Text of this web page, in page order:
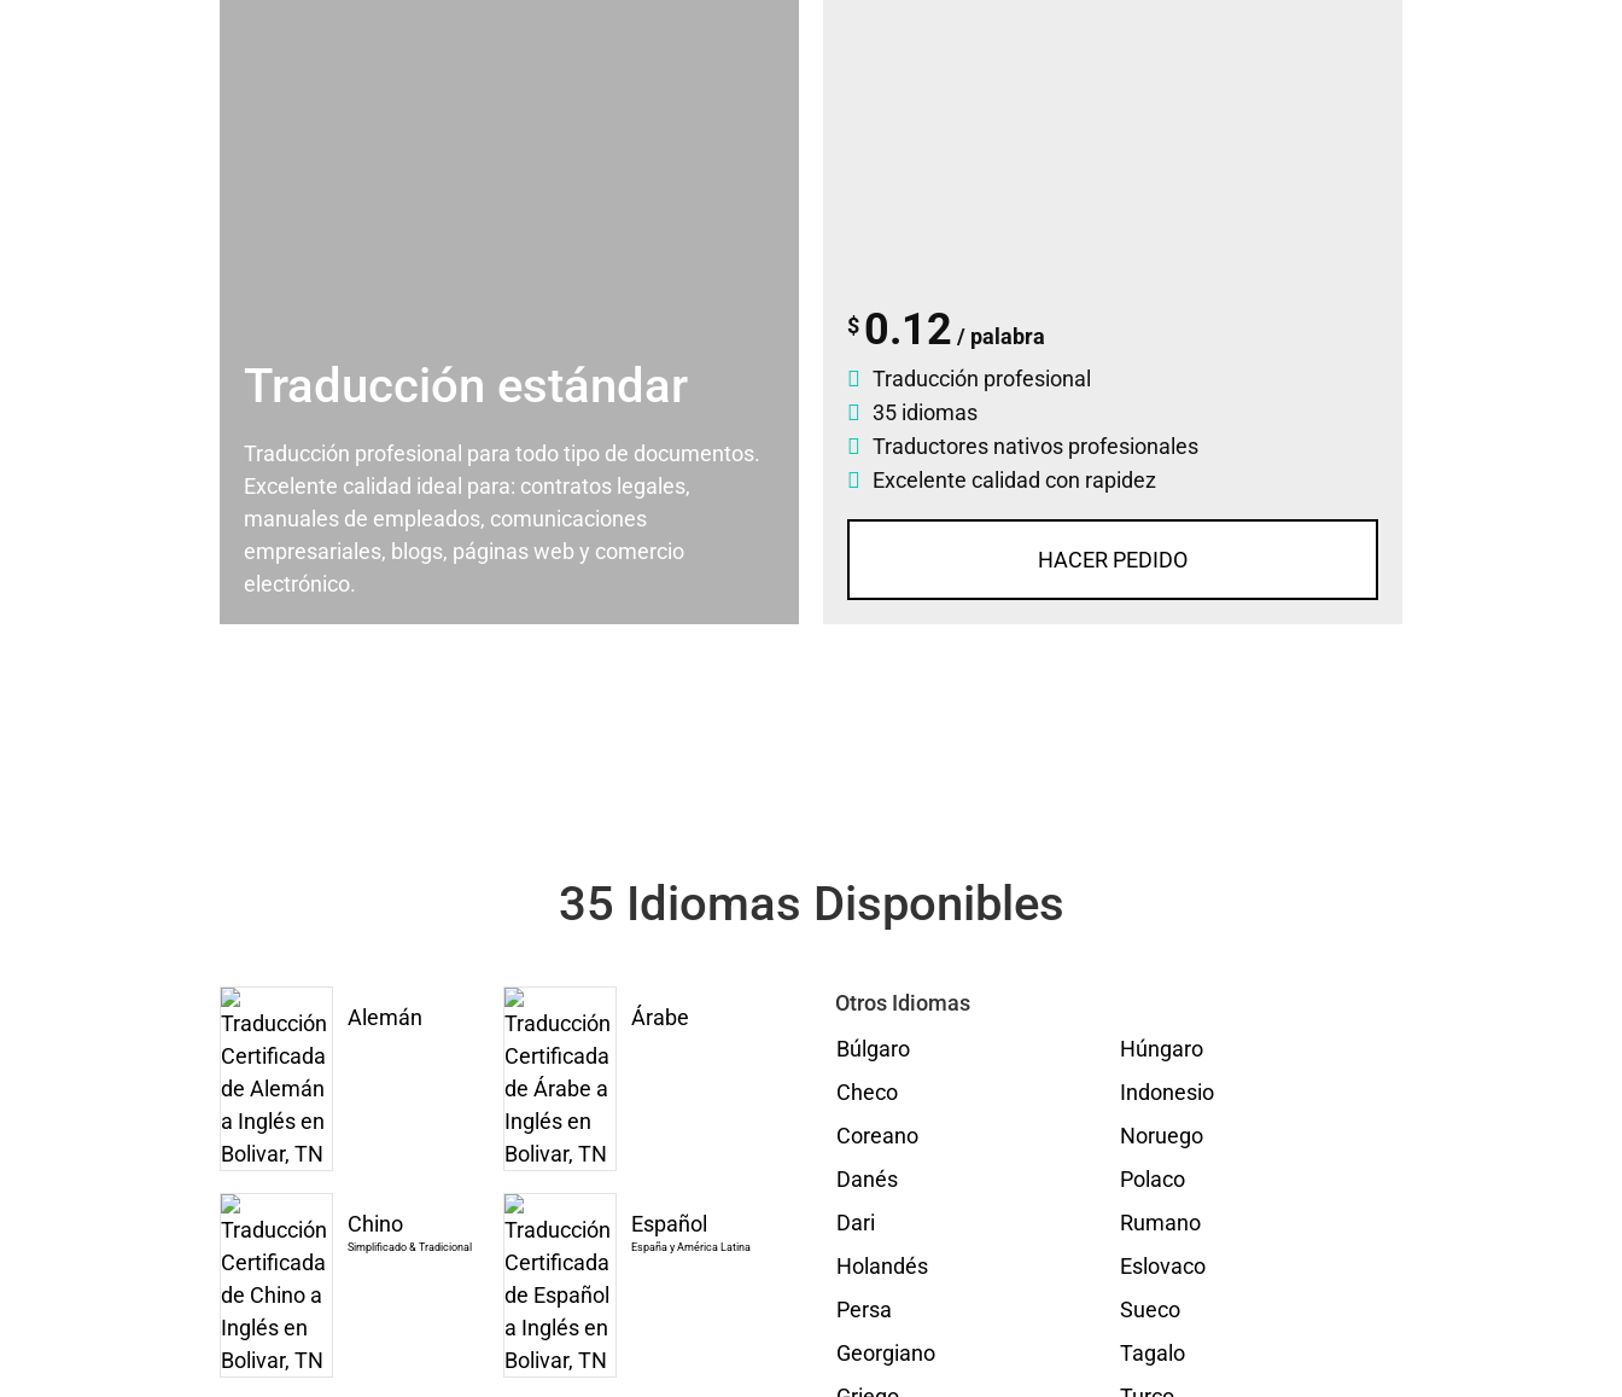
Traducción estándar
Traducción profesional para todo tipo de documentos.
Excelente calidad ideal para: contratos legales,
manuales de empleados, comunicaciones
empresariales, blogs, páginas web y comercio
electrónico.
$ 0.12 / palabra
Traducción profesional
35 idiomas
Traductores nativos profesionales
Excelente calidad con rapidez
HACER PEDIDO
35 Idiomas Disponibles
Alemán Árabe
Chino
Simplificado & Tradicional
Español
España y América Latina
Otros Idiomas
Búlgaro
Checo
Coreano
Danés
Dari
Holandés
Persa
Georgiano
Húngaro
Indonesio
Noruego
Polaco
Rumano
Eslovaco
Sueco
Tagalo